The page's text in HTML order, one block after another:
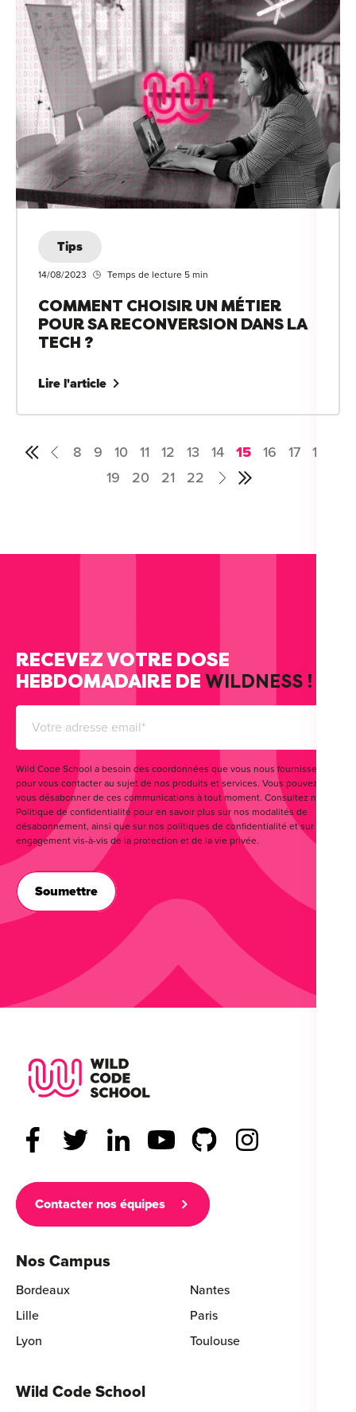
Tips
14/08/2023 Temps de lecture 5 min
COMMENT CHOISIR UN MÉTIER
POUR SA RECONVERSION DANS LA
TECH ?
Lire l'article
PremierPrécédent
8 9 10 11 12 13 14 15 16 17
18
19
20 21 22
SuivantDernier
RECEVEZ VOTRE DOSE
HEBDOMADAIRE DE WILDNESS !
Wild Code School a besoin des coordonnées que vous nous fournissez
pour vous contacter au sujet de nos produits et services. Vous pouvez
vous désabonner de ces communications à tout moment. Consultez notre
Politique de confidentialité pour en savoir plus sur nos modalités de
désabonnement, ainsi que sur nos politiques de confidentialité et sur notre
engagement vis-à-vis de la protection et de la vie privée.
Contacter nos équipes
Nos Campus
Bordeaux
Lille
Lyon
Nantes
Paris
Toulouse
Wild Code School